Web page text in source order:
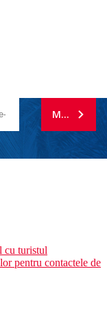
MA
cu turistul
pentru contactele de